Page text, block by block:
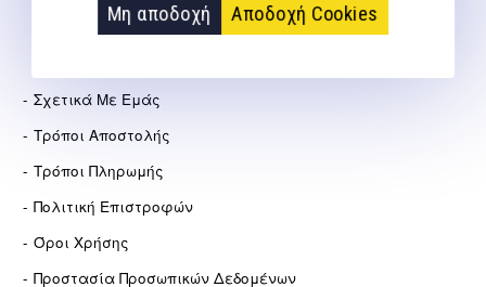
Μη αποδοχή Αποδοχή Cookies
Σχετικά Με Εμάς
Τρόποι Αποστολής
Τρόποι Πληρωμής
Πολιτική Επιστροφών
Όροι Χρήσης
Προστασία Προσωπικών Δεδομένων